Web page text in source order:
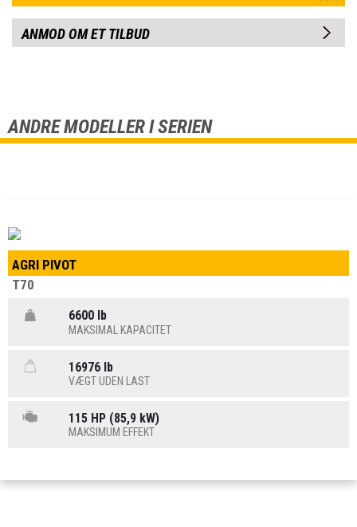
ANMOD OM ET TILBUD
ANDRE MODELLER I SERIEN
AGRI PIVOT
T70
6600 lb
MAKSIMAL KAPACITET
16976 lb
VÆGT UDEN LAST
115 HP (85,9 kW)
MAKSIMUM EFFEKT